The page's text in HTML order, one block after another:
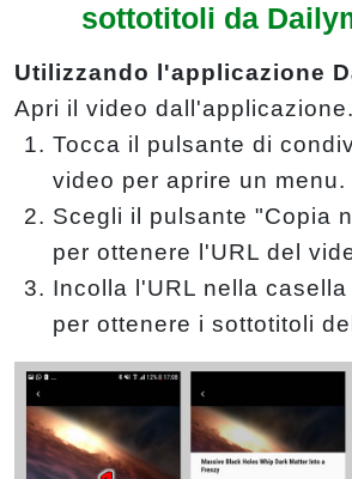
sottotitoli da
Utilizzando l'applicazione
Apri il video dall'applicazione.
Tocca il pulsante di
video per aprire un menu.
Scegli il pulsante "Copia
per ottenere l'URL del
Incolla l'URL nella
per ottenere i sottotitoli